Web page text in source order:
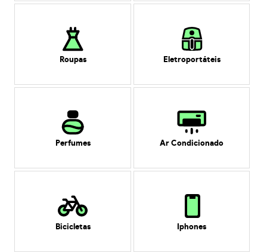
Roupas Eletroportáteis
Perfumes Ar Condicionado
Bicicletas Iphones